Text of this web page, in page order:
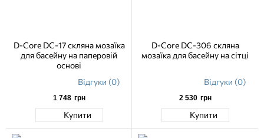
D-Core DC-17 скляна мозаїка
для басейну на паперовій
основі
Відгуки (0)
1 748 грн
Купити
D-Core DC-306 скляна
мозаїка для басейну на сітці
Відгуки (0)
2 530 грн
Купити